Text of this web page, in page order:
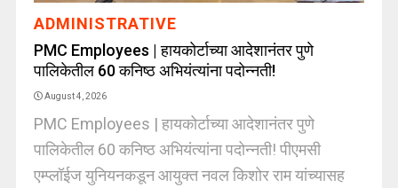
ADMINISTRATIVE
PMC Employees | हायकोर्टाच्या आदेशानंतर पुणे
पालिकेतील 60 कनिष्ठ अभियंत्यांना पदोन्नती!
August 4, 2026
PMC Employees | हायकोर्टाच्या आदेशानंतर पुणे
पालिकेतील 60 कनिष्ठ अभियंत्यांना पदोन्नती! पीएमसी
एम्प्लॉईज युनियनकडून आयुक्त नवल किशोर राम यांच्यासह